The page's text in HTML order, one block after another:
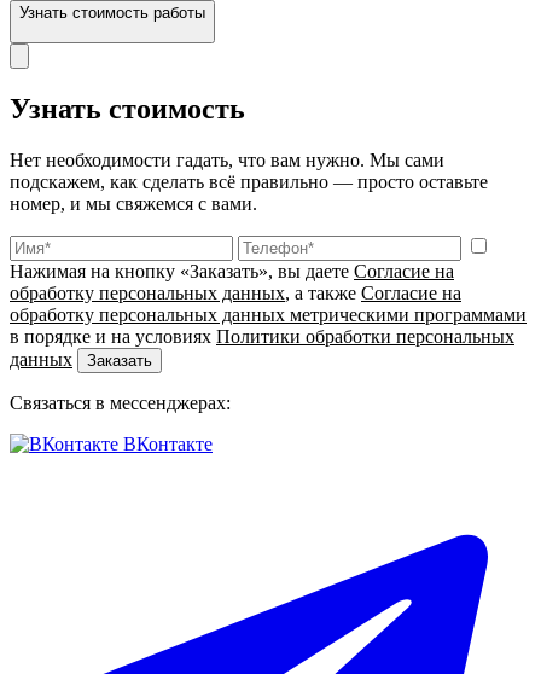
Узнать стоимость работы
Узнать стоимость
Нет необходимости гадать, что вам нужно. Мы сами
подскажем, как сделать всё правильно — просто оставьте
номер, и мы свяжемся с вами.
Нажимая на кнопку «Заказать», вы даете Согласие на
обработку персональных данных, а также Согласие на
обработку персональных данных метрическими программами
в порядке и на условиях Политики обработки персональных
данных
Заказать
Связаться в мессенджерах:
ВКонтакте